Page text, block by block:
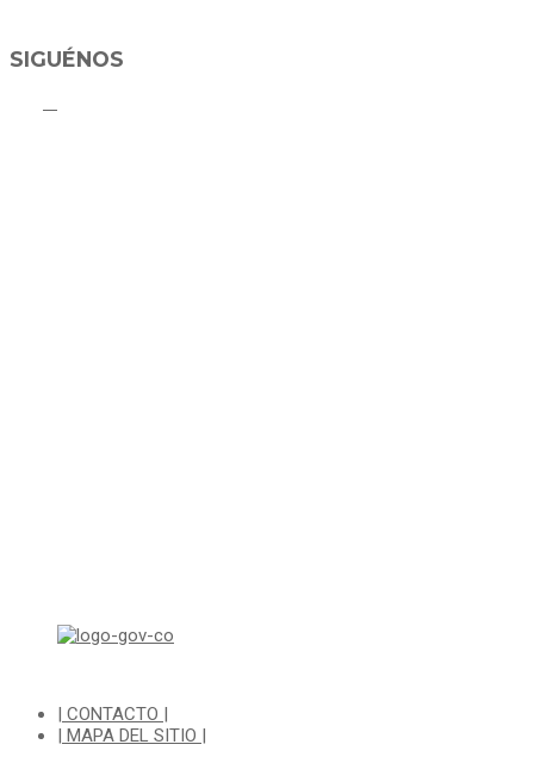
SIGUÉNOS
| CONTACTO |
| MAPA DEL SITIO |